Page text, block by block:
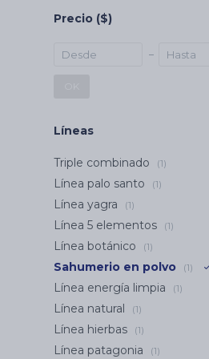
Precio ($)
Líneas
Triple combinado (1)
Línea palo santo (1)
Línea yagra (1)
Línea 5 elementos (1)
Línea botánico (1)
Sahumerio en polvo (1)
Línea energía limpia (1)
Línea natural (1)
Línea hierbas (1)
Línea patagonia (1)